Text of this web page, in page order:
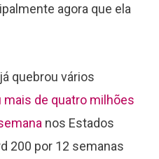
agora que ela
já quebrou vários
mais de quatro milhões
nos Estados
200 por 12 semanas